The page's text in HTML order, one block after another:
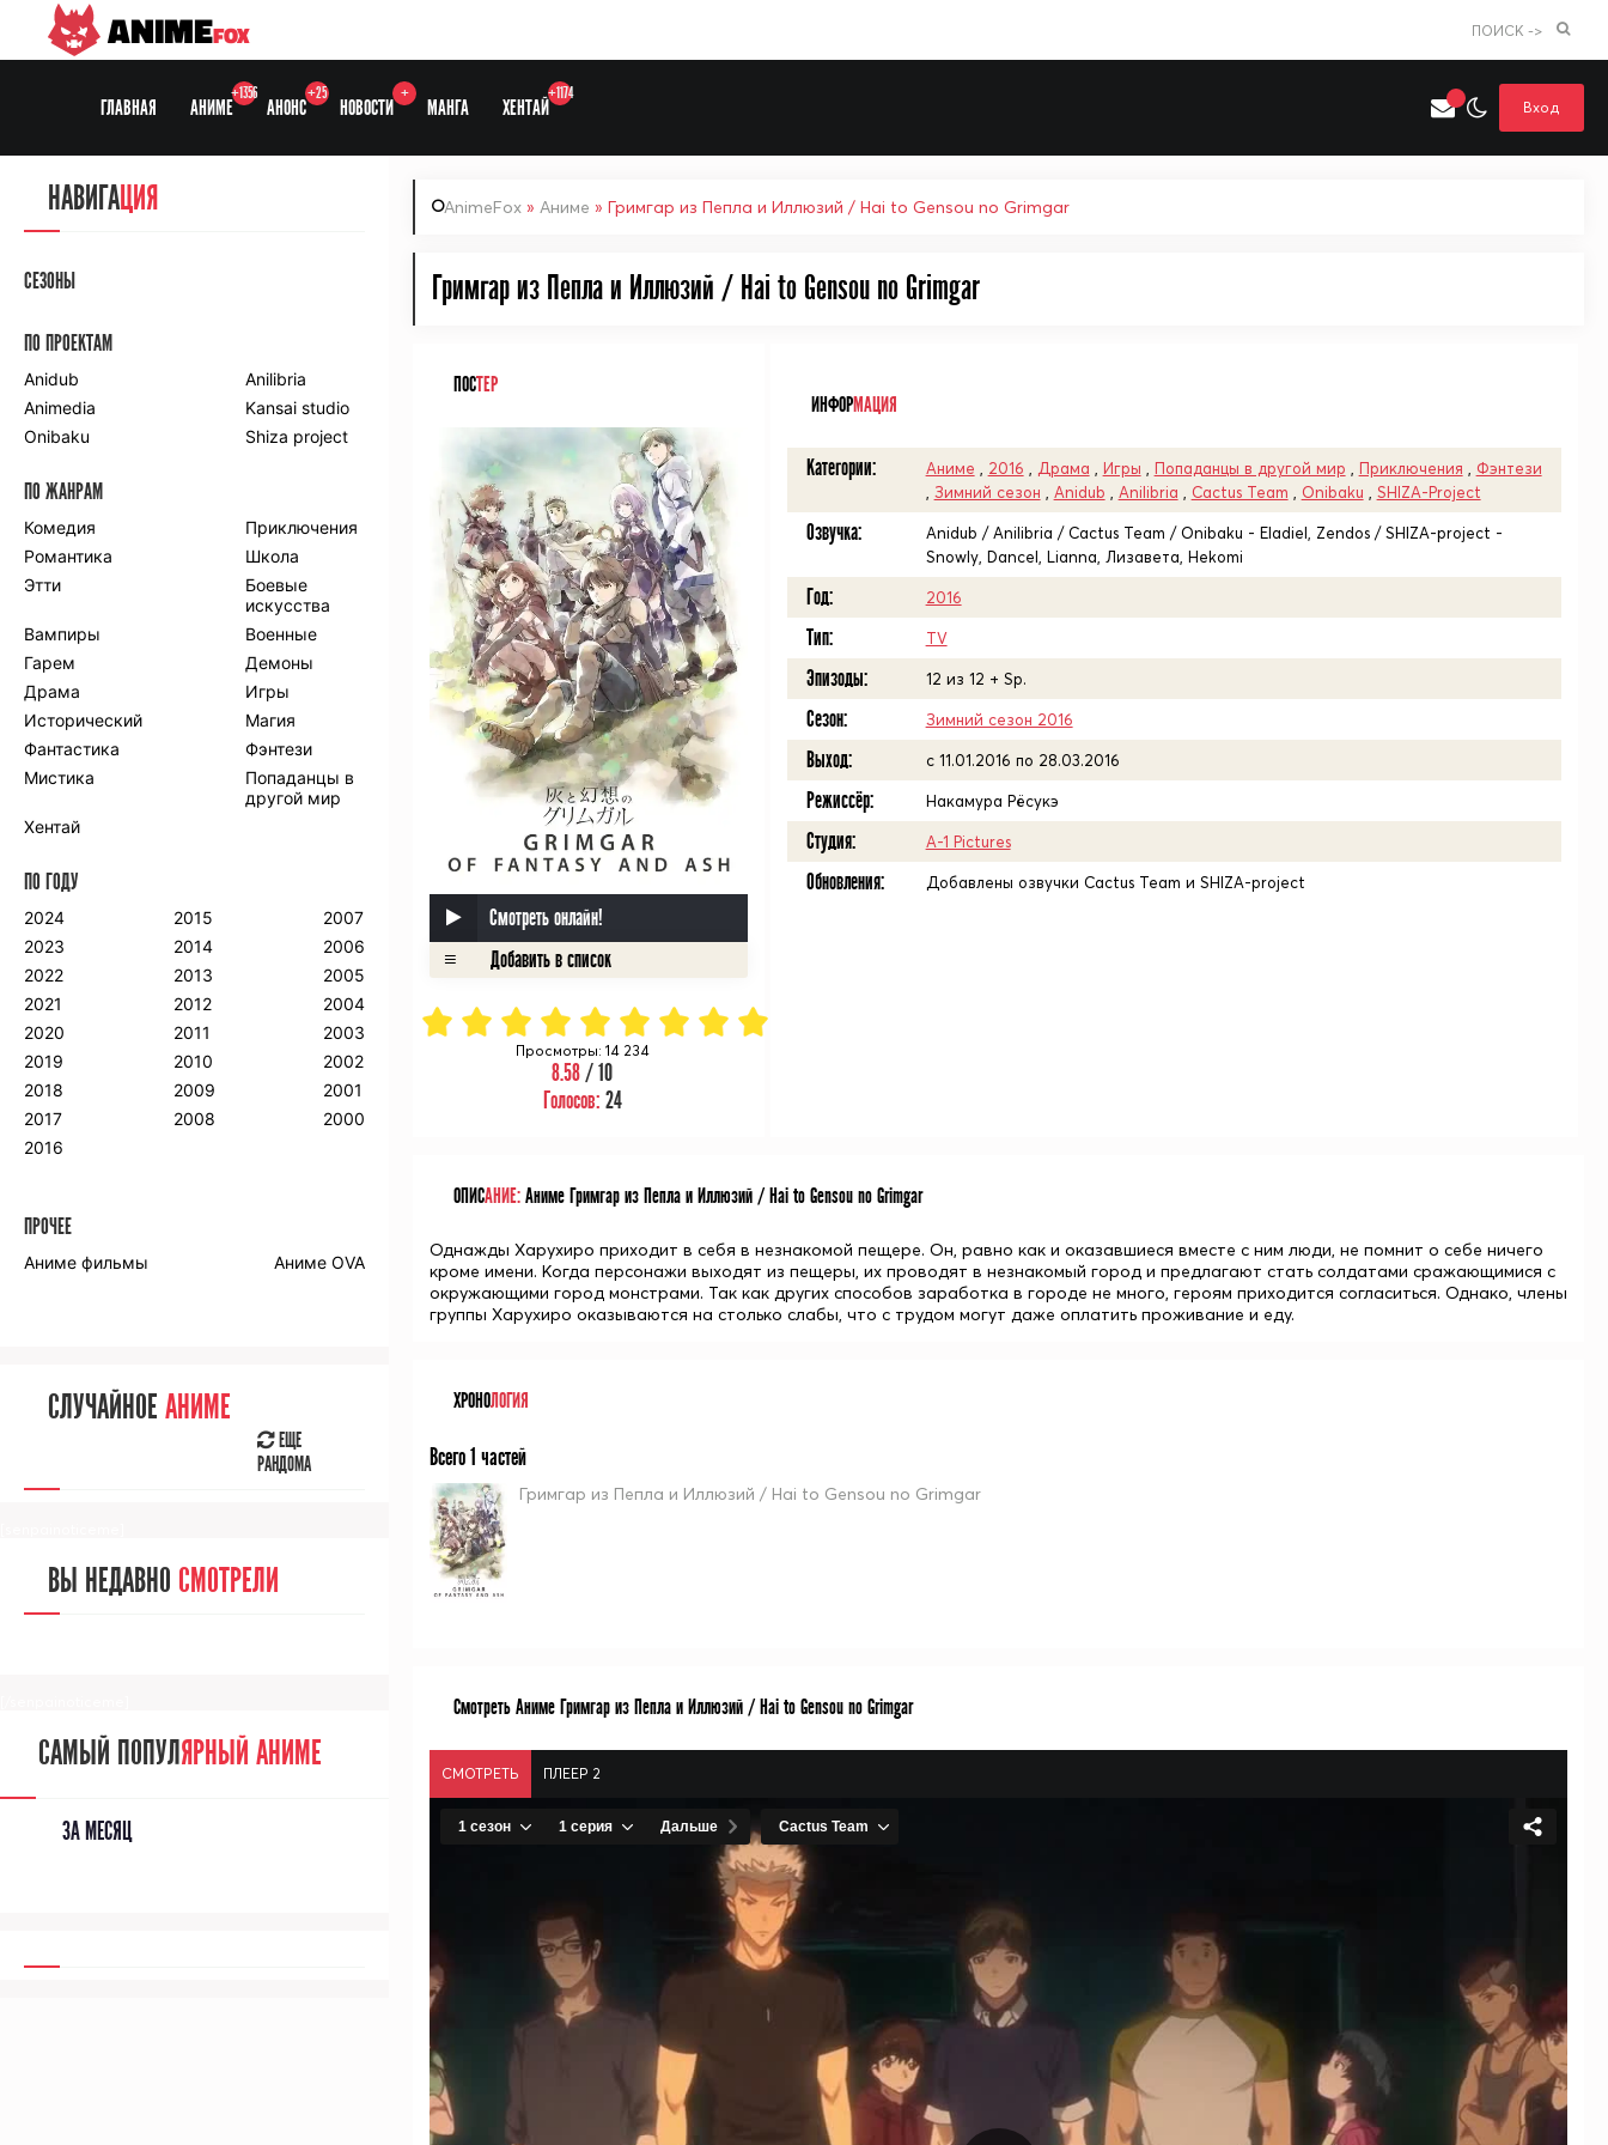
ANIMEFOX ПОИСК ->
ГЛАВНАЯ АНИМЕ
+1356
АНОНС
+25
НОВОСТИ
+
МАНГА ХЕНТАЙ
+1174
Вход
AnimeFox » Аниме » Гримгар из Пепла и Иллюзий / Hai to Gensou no Grimgar
Гримгар из Пепла и Иллюзий / Hai to Gensou no Grimgar
ПОСТЕР
Смотреть онлайн!
Просмотры: 14 234
8.58/ 10
Голосов: 24
ИНФОРМАЦИЯ
Категории: Аниме 2016 Драма Игры Попаданцы в другой мир Приключения
Фэнтези
Зимний сезон Anidub Anilibria Cactus Team Onibaku SHIZA-Project
Озвучка:
Anidub / Anilibria / Cactus Team / Onibaku - Eladiel, Zendos / SHIZA-project -
Snowly, Dancel, Lianna, Лизавета, Hekomi
Год: 2016
Тип: TV
Эпизоды: 12 из 12 + Sp.
Сезон: Зимний сезон 2016
Выход: c 11.01.2016 по 28.03.2016
Режиссёр: Накамура Рёсукэ
Студия: A-1 Pictures
Обновления: Добавлены озвучки Cactus Team и SHIZA-project
ОПИСАНИЕ:Аниме Гримгар из Пепла и Иллюзий / Hai to Gensou no Grimgar
Однажды Харухиро приходит в себя в незнакомой пещере. Он, равно как и оказавшиеся вместе с ним люди, не помнит о себе ничего
кроме имени. Когда персонажи выходят из пещеры, их проводят в незнакомый город и предлагают стать солдатами сражающимися с
окружающими город монстрами. Так как других способов заработка в городе не много, героям приходится согласиться. Однако, члены
группы Харухиро оказываются на столько слабы, что с трудом могут даже оплатить проживание и еду.
ХРОНОЛОГИЯ
Всего 1 частей
Гримгар из Пепла и Иллюзий / Hai to Gensou no Grimgar
Смотреть Аниме Гримгар из Пепла и Иллюзий / Hai to Gensou no Grimgar
СМОТРЕТЬ ПЛЕЕР 2
НАВИГАЦИЯ
СЕЗОНЫ
ПО ПРОЕКТАМ
Anidub
Anilibria
Animedia
Kansai studio
Onibaku
Shiza project
ПО ЖАНРАМ
Комедия
Приключения
Романтика
Школа
Этти
Боевые
искусства
Вампиры
Военные
Гарем
Демоны
Драма
Игры
Исторический
Магия
Фантастика
Фэнтези
Мистика
Попаданцы в
другой мир
Хентай
ПО ГОДУ
2024
2023
2022
2021
2020
2019
2018
2017
2016
2015
2014
2013
2012
2011
2010
2009
2008
2007
2006
2005
2004
2003
2002
2001
2000
ПРОЧЕЕ
Аниме фильмы Аниме OVA
СЛУЧАЙНОЕ АНИМЕ
ЕЩЕ
РАНДОМА
ВЫ НЕДАВНО СМОТРЕЛИ
САМЫЙ ПОПУЛЯРНЫЙ АНИМЕ
ЗА МЕСЯЦ